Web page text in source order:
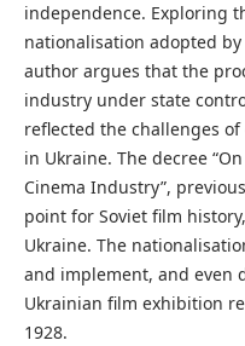
independence. Exploring
nationalisation adopted
author argues that the
industry under state
reflected the challenges
in Ukraine. The decree
Cinema Industry”,
point for Soviet film
Ukraine. The
and implement, and even
Ukrainian film exhibition
1928.